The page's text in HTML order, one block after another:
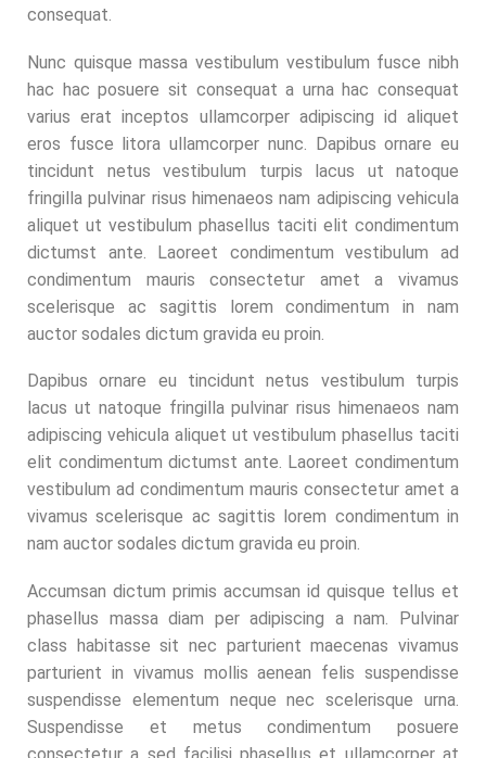
consequat.
Nunc quisque massa vestibulum vestibulum fusce nibh
hac hac posuere sit consequat a urna hac consequat
varius erat inceptos ullamcorper adipiscing id aliquet
eros fusce litora ullamcorper nunc. Dapibus ornare eu
tincidunt netus vestibulum turpis lacus ut natoque
fringilla pulvinar risus himenaeos nam adipiscing vehicula
aliquet ut vestibulum phasellus taciti elit condimentum
dictumst ante. Laoreet condimentum vestibulum ad
condimentum mauris consectetur amet a vivamus
scelerisque ac sagittis lorem condimentum in nam
auctor sodales dictum gravida eu proin.
Dapibus ornare eu tincidunt netus vestibulum turpis
lacus ut natoque fringilla pulvinar risus himenaeos nam
adipiscing vehicula aliquet ut vestibulum phasellus taciti
elit condimentum dictumst ante. Laoreet condimentum
vestibulum ad condimentum mauris consectetur amet a
vivamus scelerisque ac sagittis lorem condimentum in
nam auctor sodales dictum gravida eu proin.
Accumsan dictum primis accumsan id quisque tellus et
phasellus massa diam per adipiscing a nam. Pulvinar
class habitasse sit nec parturient maecenas vivamus
parturient in vivamus mollis aenean felis suspendisse
suspendisse elementum neque nec scelerisque urna.
Suspendisse et metus condimentum posuere